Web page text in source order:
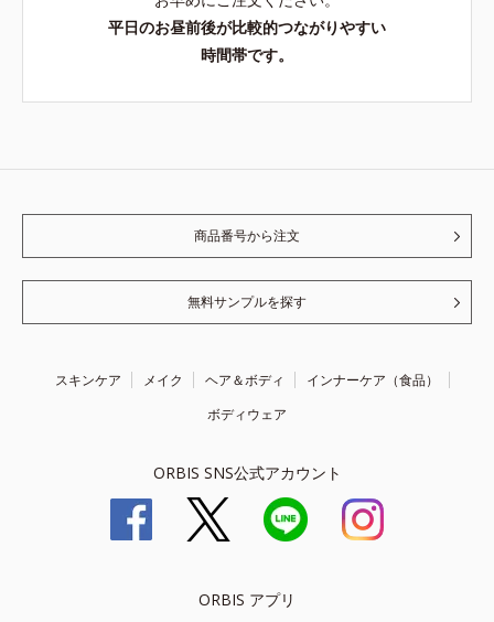
平日のお昼前後が比較的つながりやすい
時間帯です。
商品番号から注文
無料サンプルを探す
スキンケア メイク ヘア＆ボディ
インナーケア（食品）
ボディウェア
ORBIS SNS公式アカウント
ORBIS アプリ